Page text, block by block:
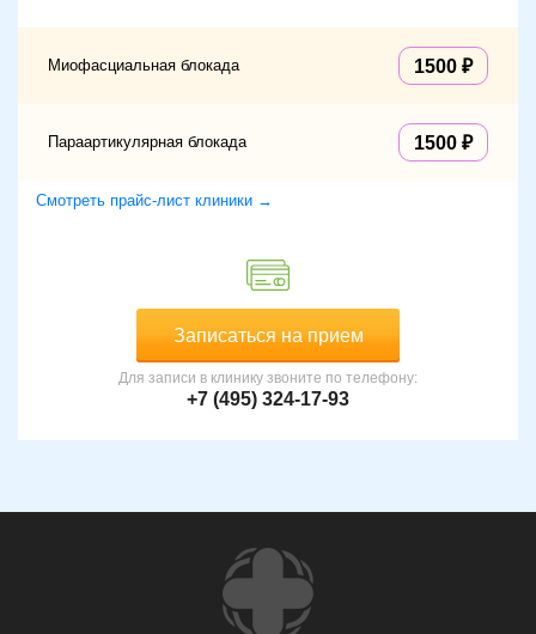
Миофасциальная блокада 1500
Параартикулярная блокада 1500
Смотреть прайс-лист клиники →
Записаться на прием
Для записи в клинику звоните по телефону:
+7 (495) 324-17-93